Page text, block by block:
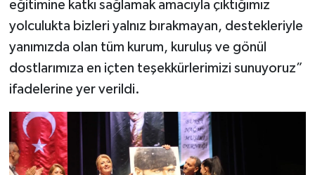
eğitimine katkı sağlamak amacıyla çıktığımız
yolculukta bizleri yalnız bırakmayan, destekleriyle
yanımızda olan tüm kurum, kuruluş ve gönül
dostlarımıza en içten teşekkürlerimizi sunuyoruz”
ifadelerine yer verildi.